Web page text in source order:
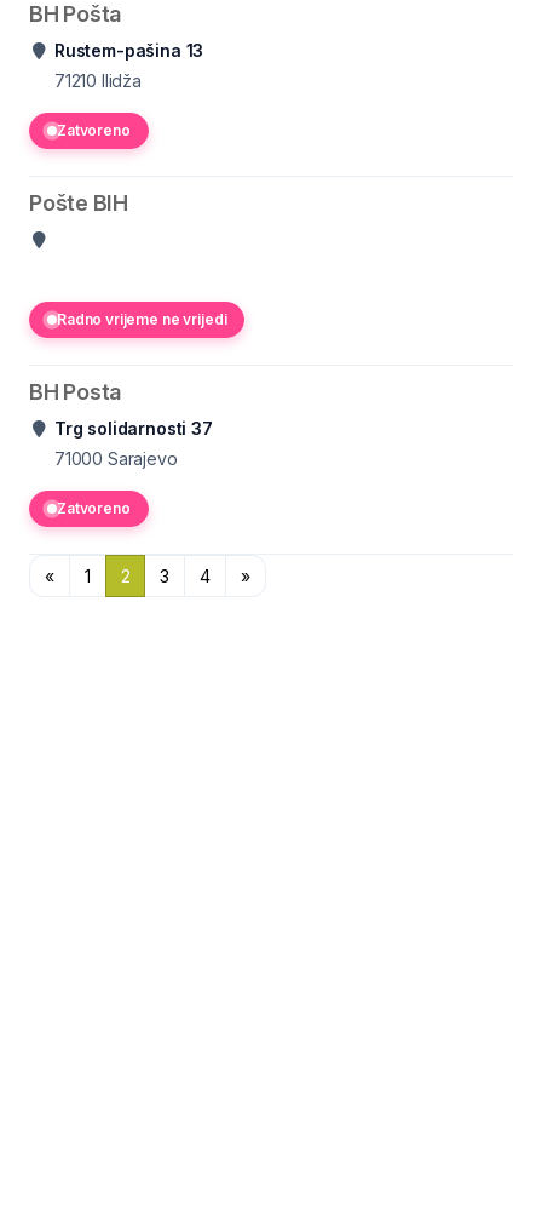
BH Pošta
Rustem-pašina 13
71210 Ilidža
Zatvoreno
Pošte BIH
Radno vrijeme ne vrijedi
BH Posta
Trg solidarnosti 37
71000 Sarajevo
Zatvoreno
« 1 2 3 4 »